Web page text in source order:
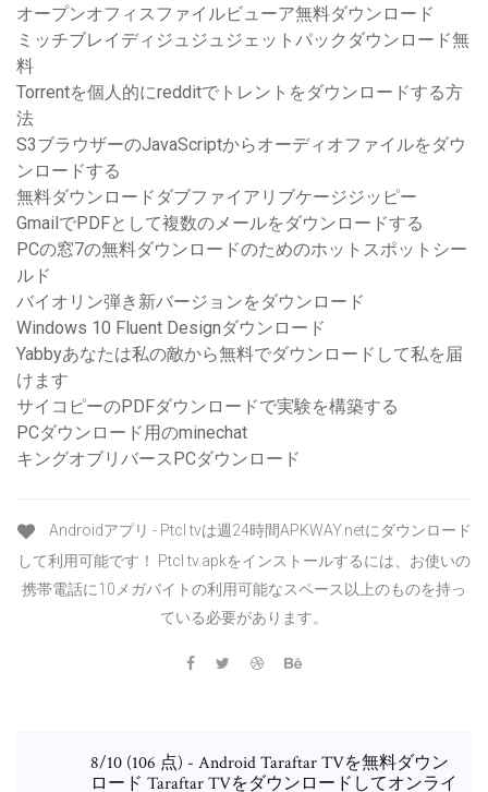
オープンオフィスファイルビューア無料ダウンロード
ミッチブレイディジュジュジェットパックダウンロード無
料
Torrentを個人的にredditでトレントをダウンロードする方
法
S3ブラウザーのJavaScriptからオーディオファイルをダウ
ンロードする
無料ダウンロードダブファイアリブケージジッピー
GmailでPDFとして複数のメールをダウンロードする
PCの窓7の無料ダウンロードのためのホットスポットシー
ルド
バイオリン弾き新バージョンをダウンロード
Windows 10 Fluent Designダウンロード
Yabbyあなたは私の敵から無料でダウンロードして私を届
けます
サイコピーのPDFダウンロードで実験を構築する
PCダウンロード用のminechat
キングオブリバースPCダウンロード
Androidアプリ - Ptcl tvは週24時間APKWAY.netにダウンロード
して利用可能です！ Ptcl tv.apkをインストールするには、お使いの
携帯電話に10メガバイトの利用可能なスペース以上のものを持っ
ている必要があります。
8/10 (106 点) - Android Taraftar TVを無料ダウン
ロード Taraftar TVをダウンロードしてオンライ